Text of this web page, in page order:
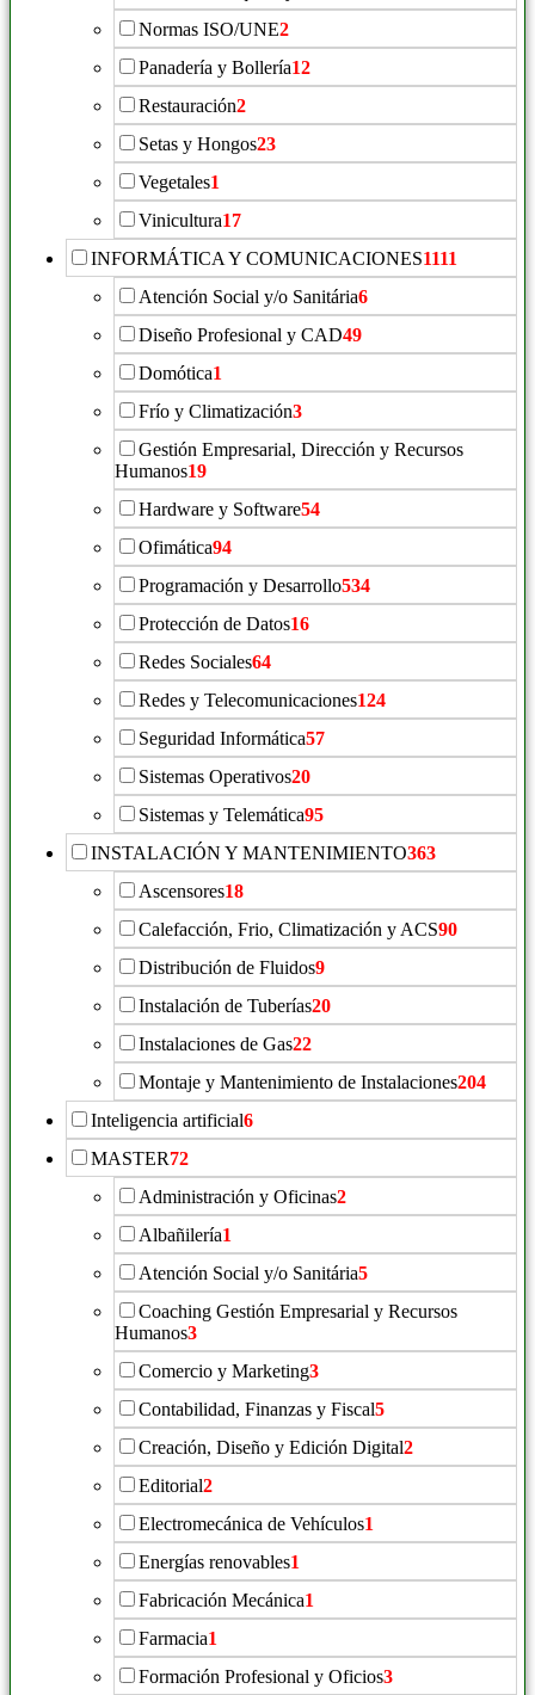
Normas ISO/UNE2
Panadería y Bollería12
Restauración2
Setas y Hongos23
Vegetales1
Vinicultura17
INFORMÁTICA Y COMUNICACIONES1111
Atención Social y/o Sanitária6
Diseño Profesional y CAD49
Domótica1
Frío y Climatización3
Gestión Empresarial, Dirección y Recursos
Humanos19
Hardware y Software54
Ofimática94
Programación y Desarrollo534
Protección de Datos16
Redes Sociales64
Redes y Telecomunicaciones124
Seguridad Informática57
Sistemas Operativos20
Sistemas y Telemática95
INSTALACIÓN Y MANTENIMIENTO363
Ascensores18
Calefacción, Frio, Climatización y ACS90
Distribución de Fluidos9
Instalación de Tuberías20
Instalaciones de Gas22
Montaje y Mantenimiento de Instalaciones204
Inteligencia artificial6
MASTER72
Administración y Oficinas2
Albañilería1
Atención Social y/o Sanitária5
Coaching Gestión Empresarial y Recursos
Humanos3
Comercio y Marketing3
Contabilidad, Finanzas y Fiscal5
Creación, Diseño y Edición Digital2
Editorial2
Electromecánica de Vehículos1
Energías renovables1
Fabricación Mecánica1
Farmacia1
Formación Profesional y Oficios3